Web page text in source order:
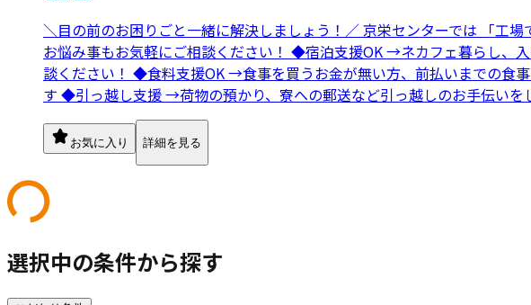
＼目の前のお困りごと一緒に解決しましょう！／ 京栄センターでは 「工
お悩み事もお気軽にご相談ください！ ◆宿泊支援OK →ネカフェ暮らし、
談ください！ ◆食料支援OK →食事を買うお金が無い方、前払いまでの食
す ◆引っ越し支援 →荷物の預かり、寮への郵送など引っ越しのお手伝い
お気に入り 詳細を見る
選択中の条件から探す